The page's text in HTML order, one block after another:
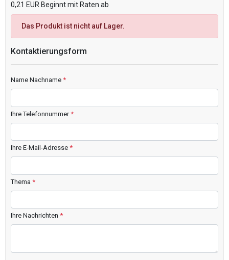
0,21 EUR Beginnt mit Raten ab
Das Produkt ist nicht auf Lager.
Kontaktierungsform
Name Nachname *
Ihre Telefonnummer*
Ihre E-Mail-Adresse *
Thema *
Ihre Nachrichten *